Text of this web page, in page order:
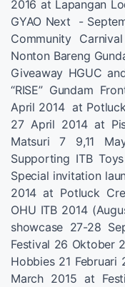
2016 at Lapangan
GYAO Next -
Community
Nonton Bareng
Giveaway HGUC
“RISE” Gundam
April 2014 at
27 April 2014 at
Matsuri 7 9,11
Supporting ITB
Special invitation
2014 at Potluck
OHU ITB 2014
showcase 27-28
Festival 26 Oktober
Hobbies 21
March 2015 at